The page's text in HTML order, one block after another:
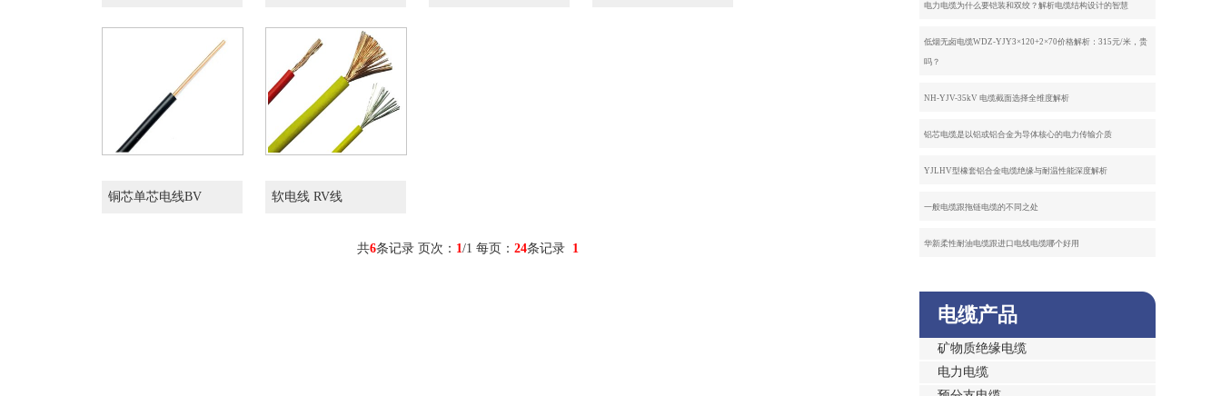
电力电缆为什么要铠装和双绞？解析电缆结构设计的智慧
低烟无卤电缆WDZ-YJY3×120+2×70价格解析：315元/米，贵
吗？
NH-YJV-35kV 电缆截面选择全维度解析
铝芯电缆是以铝或铝合金为导体核心的电力传输介质
YJLHV型橡套铝合金电缆绝缘与耐温性能深度解析
一般电缆跟拖链电缆的不同之处
华新柔性耐油电缆跟进口电线电缆哪个好用
电缆产品
矿物质绝缘电缆
电力电缆
铜芯单芯电线BV 软电线 RV线
共6条记录 页次： 1/1 每页： 24条记录 1